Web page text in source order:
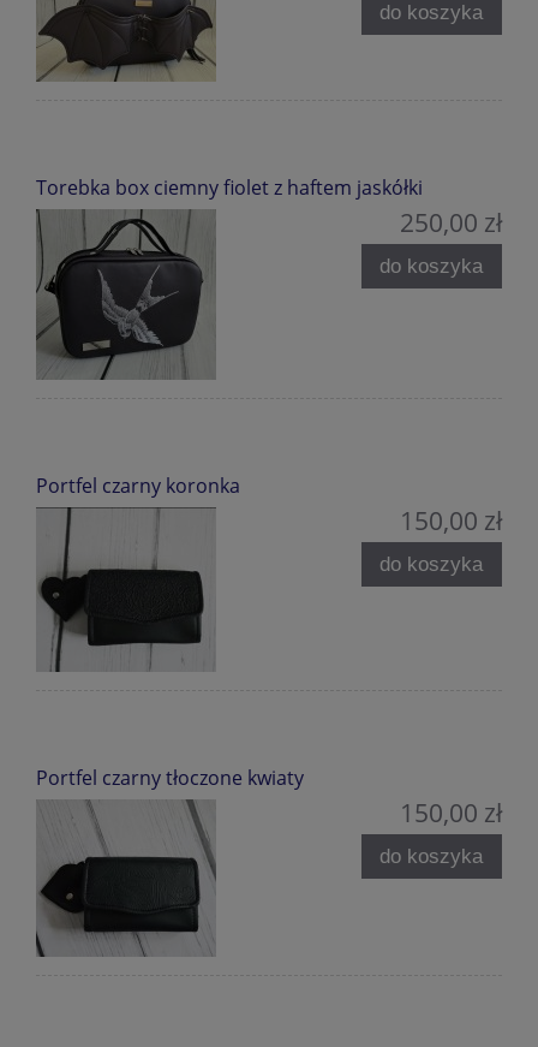
do koszyka
Torebka box ciemny fiolet z haftem jaskółki
250,00 zł
do koszyka
Portfel czarny koronka
150,00 zł
do koszyka
Portfel czarny tłoczone kwiaty
150,00 zł
do koszyka